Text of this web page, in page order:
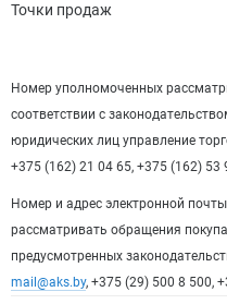
Точки продаж
Номер уполномоченных
соответствии с
юридических лиц управление
+375 (162) 21 04 65, +375 (162) 53
Номер и адрес электронной
рассматривать обращения
предусмотренных
mail@aks.by, +375 (29) 500 8 500,